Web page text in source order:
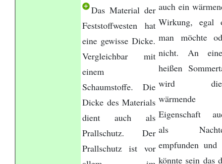
Das Material der
Feststoffwesten hat
eine gewisse Dicke.
Vergleichbar mit
einem
Schaumstoffe. Die
Dicke des Materials
dient auch als
Prallschutz. Der
Prallschutz ist vor
auch ein
Wirkung, egal
man möchte
nicht. An
heißen
wird
wärmende
Eigenschaft
als
empfunden und
könnte sein das